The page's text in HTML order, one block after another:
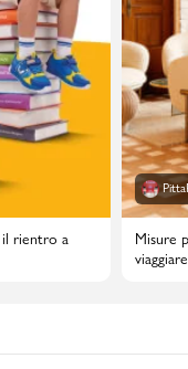
il rientro a
Misure